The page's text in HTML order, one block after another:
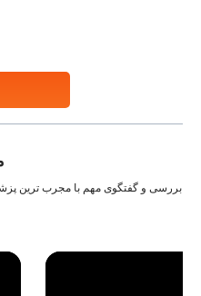
their dream of
بررسی و گفتگوی مهم با مجرب ترین